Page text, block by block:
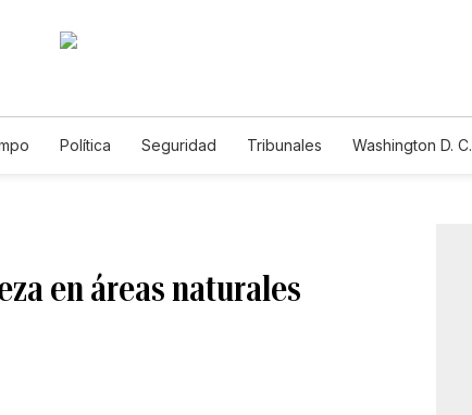
Política Seguridad Tribunales Washington D. C.
en áreas naturales